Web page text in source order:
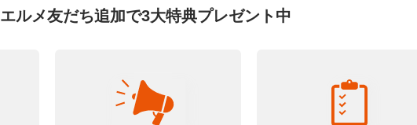
エルメ友だち追加で3大特典プレゼント中